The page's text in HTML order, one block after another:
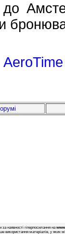
до
AeroTime
наявності гіперпосилання на
використання матеріалів, у яких